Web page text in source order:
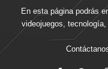
En esta página podrás
videojuegos,